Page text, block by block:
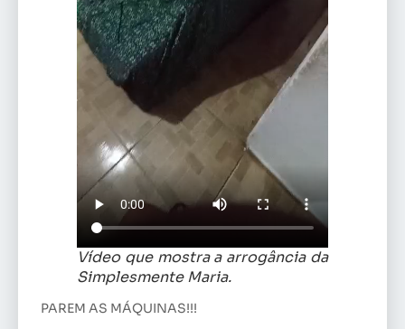
Vídeo que mostra a arrogância da
Simplesmente Maria.
PAREM AS MÁQUINAS!!!